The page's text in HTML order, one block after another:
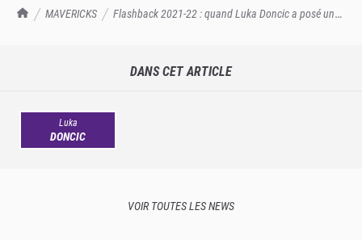
TrashTalk Actu NBA
MAVERICKS
Flashback 2021-22 : quand Luka Doncic a posé un
DANS CET ARTICLE
Luka
DONCIC
VOIR TOUTES LES NEWS